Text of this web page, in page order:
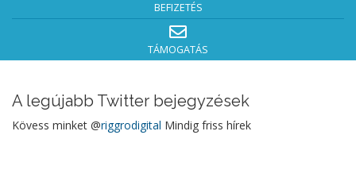
BEFIZETÉS
TÁMOGATÁS
A legújabb Twitter bejegyzések
Kövess minket @riggrodigital Mindig friss hírek